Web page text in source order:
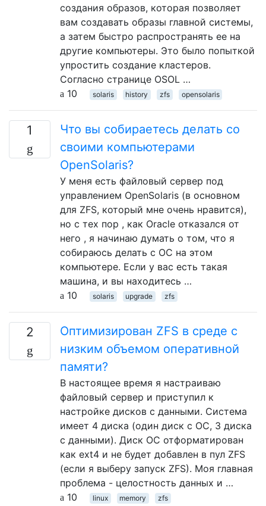
создания образов, которая позволяет
вам создавать образы главной системы,
а затем быстро распространять ее на
другие компьютеры. Это было попыткой
упростить создание кластеров.
Согласно странице OSOL …
10
solaris history zfs opensolaris
1
Что вы собираетесь делать со
своими компьютерами
OpenSolaris?
У меня есть файловый сервер под
управлением OpenSolaris (в основном
для ZFS, который мне очень нравится),
но с тех пор , как Oracle отказался от
него , я начинаю думать о том, что я
собираюсь делать с ОС на этом
компьютере. Если у вас есть такая
машина, и вы находитесь …
10
solaris upgrade zfs
2
Оптимизирован ZFS в среде с
низким объемом оперативной
памяти?
В настоящее время я настраиваю
файловый сервер и приступил к
настройке дисков с данными. Система
имеет 4 диска (один диск с ОС, 3 диска
с данными). Диск ОС отформатирован
как ext4 и не будет добавлен в пул ZFS
(если я выберу запуск ZFS). Моя главная
проблема - целостность данных и …
10
linux memory zfs